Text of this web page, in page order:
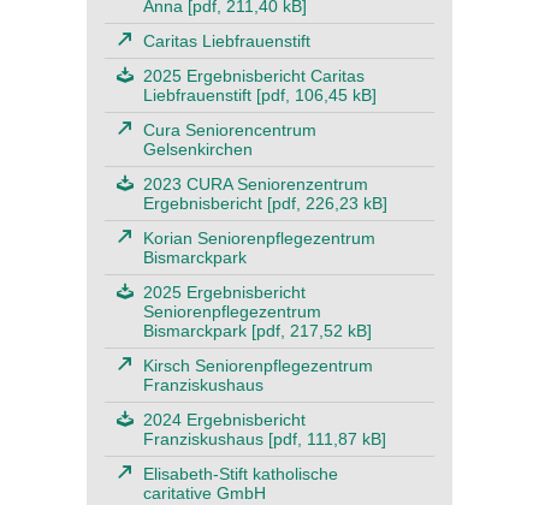
Anna [pdf, 211,40 kB]
Caritas Liebfrauenstift
2025 Ergebnisbericht Caritas
Liebfrauenstift [pdf, 106,45 kB]
Cura Seniorencentrum
Gelsenkirchen
2023 CURA Seniorenzentrum
Ergebnisbericht [pdf, 226,23 kB]
Korian Seniorenpflegezentrum
Bismarckpark
2025 Ergebnisbericht
Seniorenpflegezentrum
Bismarckpark [pdf, 217,52 kB]
Kirsch Seniorenpflegezentrum
Franziskushaus
2024 Ergebnisbericht
Franziskushaus [pdf, 111,87 kB]
Elisabeth-Stift katholische
caritative GmbH